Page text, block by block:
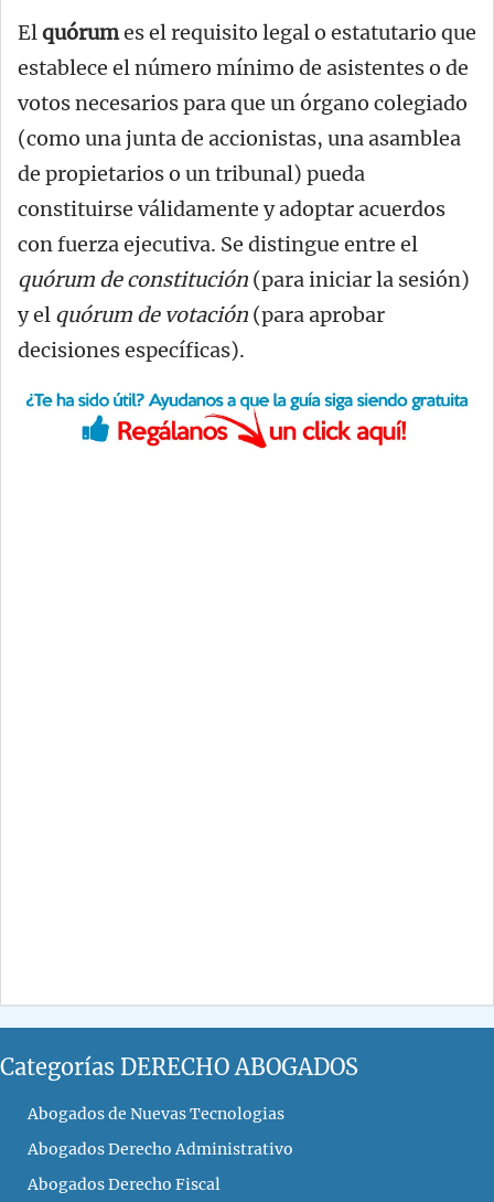
Elquórumes el requisito legal o estatutario que
establece el número mínimo de asistentes o de
votos necesarios para que un órgano colegiado
(como una junta de accionistas, una asamblea
de propietarios o un tribunal) pueda
constituirse válidamente y adoptar acuerdos
con fuerza ejecutiva. Se distingue entre el
quórum de constitución (para iniciar la sesión)
y el quórum de votación (para aprobar
decisiones específicas).
Categorías DERECHO ABOGADOS
Abogados de Nuevas Tecnologias
Abogados Derecho Administrativo
Abogados Derecho Fiscal